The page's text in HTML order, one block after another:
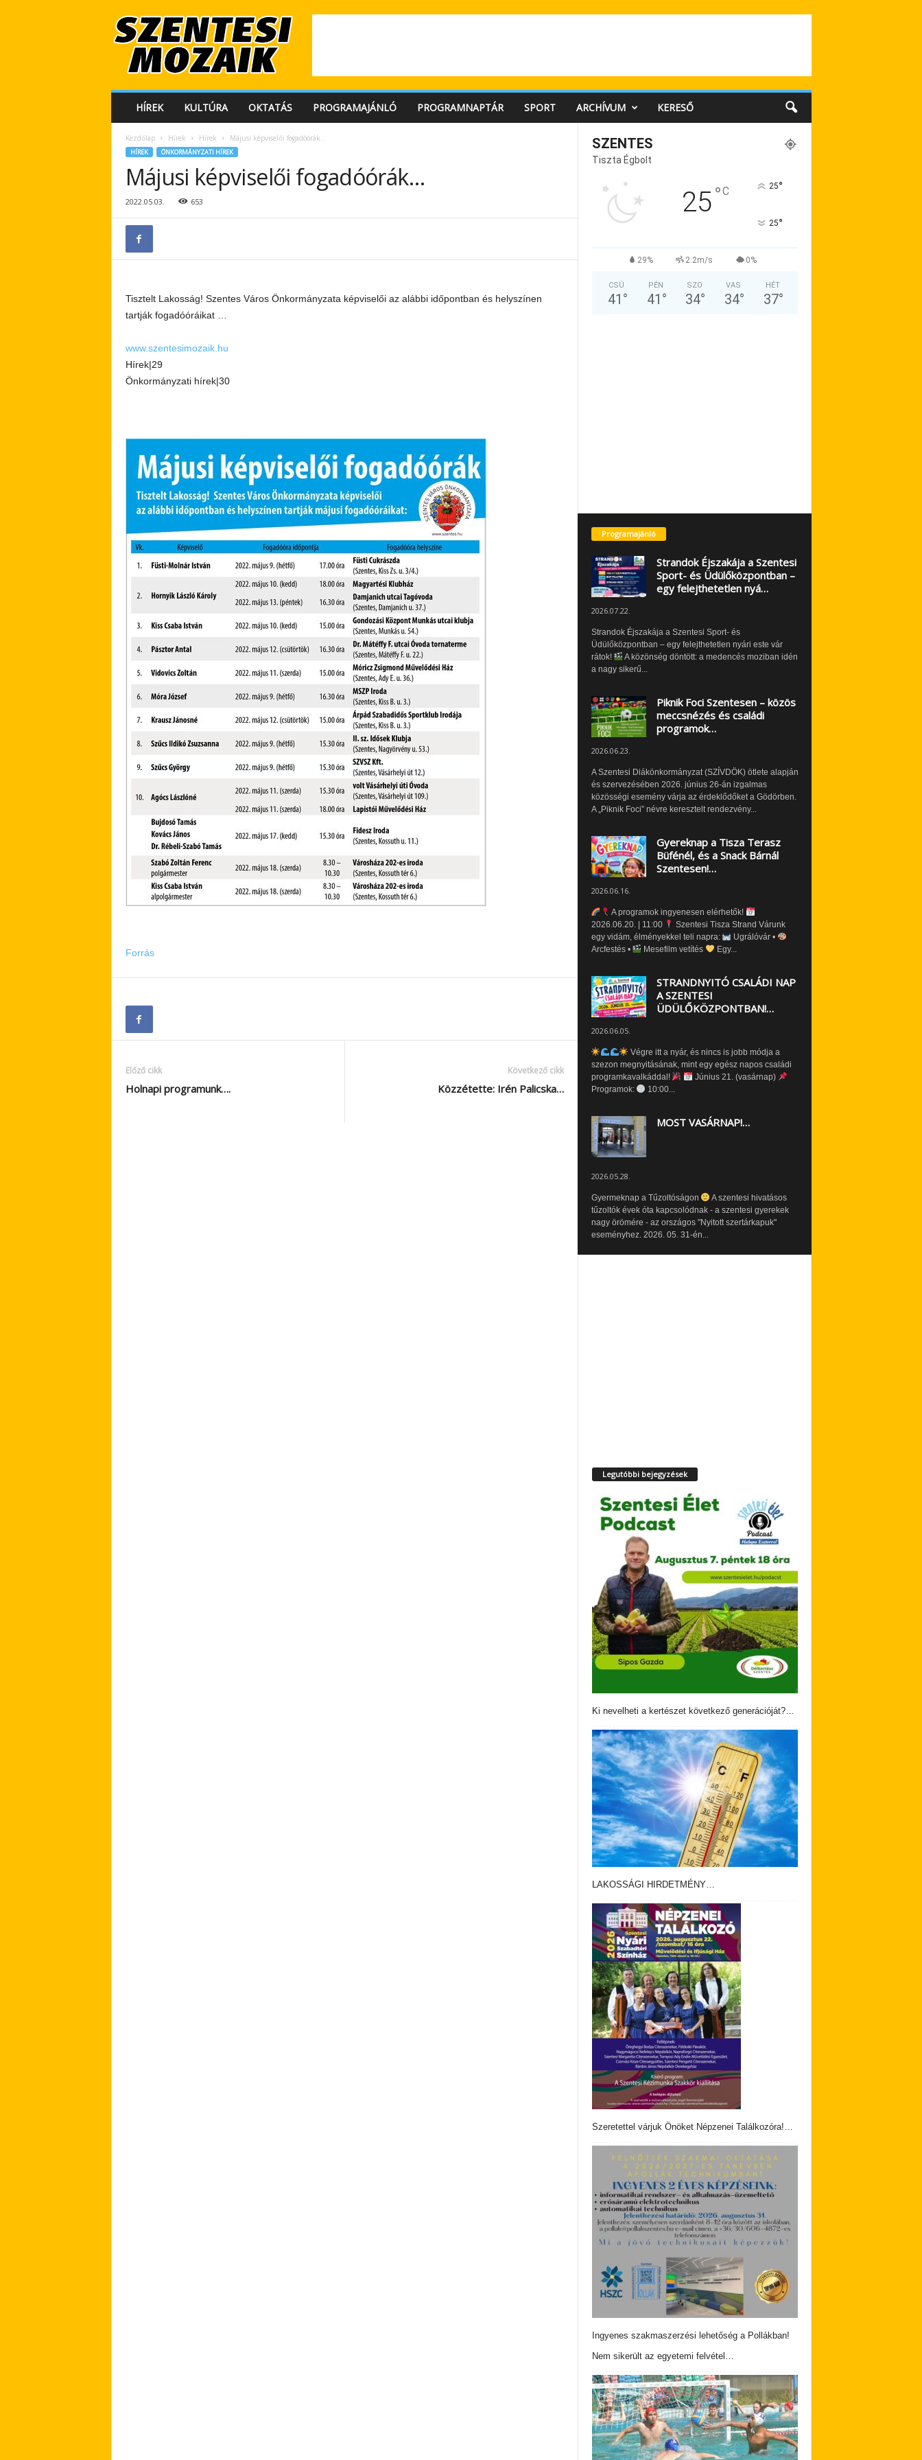
e
HÍREK KULTÚRA OKTATÁS PROGRAMAJÁNLÓ PROGRAMNAPTÁR SPORT ARCHÍVUM KERESŐ
Kezdőlap Hírek Hírek Májusi képviselői fogadóórák…
HÍREK ÖNKORMÁNYZATI HÍREK
Májusi képviselői fogadóórák…
2022.05.03. 653
Tisztelt Lakosság! Szentes Város Önkormányzata képviselői az alábbi időpontban és helyszínen
tartják fogadóóráikat …
www.szentesimozaik.hu
Hírek|29
Önkormányzati hírek|30
Forrás
Előző cikk
Holnapi programunk….
Következő cikk
Közzétette: Irén Palicska…
SZENTES
Tiszta Égbolt
25°C 25°
25°
29% 2.2m/s 0%
CSÜ
41 °
PÉN
41 °
SZO
34°
VAS
34°
HÉT
37°
Programajánló
Strandok Éjszakája a Szentesi
Sport- és Üdülőközpontban –
egy felejthetetlen nyá…
2026.07.22.
Strandok Éjszakája a Szentesi Sport- és
Üdülőközpontban – egy felejthetetlen nyári este vár
rátok!
A közönség döntött: a medencés moziban idén
a nagy sikerű...
Piknik Foci Szentesen – közös
meccsnézés és családi
programok…
2026.06.23.
A Szentesi Diákönkormányzat (SZÍVDÖK) ötlete alapján
és szervezésében 2026. június 26-án izgalmas
közösségi esemény várja az érdeklődőket a Gödörben.
A „Piknik Foci” névre keresztelt rendezvény...
Gyereknap a Tisza Terasz
Büfénél, és a Snack Bárnál
Szentesen!…
2026.06.16.
A programok ingyenesen elérhetők!
2026.06.20. | 11:00
Szentesi Tisza Strand Várunk
egy vidám, élményekkel teli napra:
Ugrálóvár •
Arcfestés •
Mesefilm vetítés Egy...
STRANDNYITÓ CSALÁDI NAP
A SZENTESI
ÜDÜLŐKÖZPONTBAN!…
2026.06.05.
Végre itt a nyár, és nincs is jobb módja a
szezon megnyitásának, mint egy egész napos családi
programkavalkáddal!
Június 21. (vasárnap)
Programok:
10:00...
MOST VASÁRNAP!…
2026.05.28.
Gyermeknap a Tűzoltóságon
A szentesi hivatásos
tűzoltók évek óta kapcsolódnak - a szentesi gyerekek
nagy örömére - az országos "Nyitott szertárkapuk"
eseményhez. 2026. 05. 31-én...
Legutóbbi bejegyzések
Ki nevelheti a kertészet következő generációját?…
LAKOSSÁGI HIRDETMÉNY…
Szeretettel várjuk Önöket Népzenei Találkozóra!…
Ingyenes szakmaszerzési lehetőség a Pollákban!
Nem sikerült az egyetemi felvétel…